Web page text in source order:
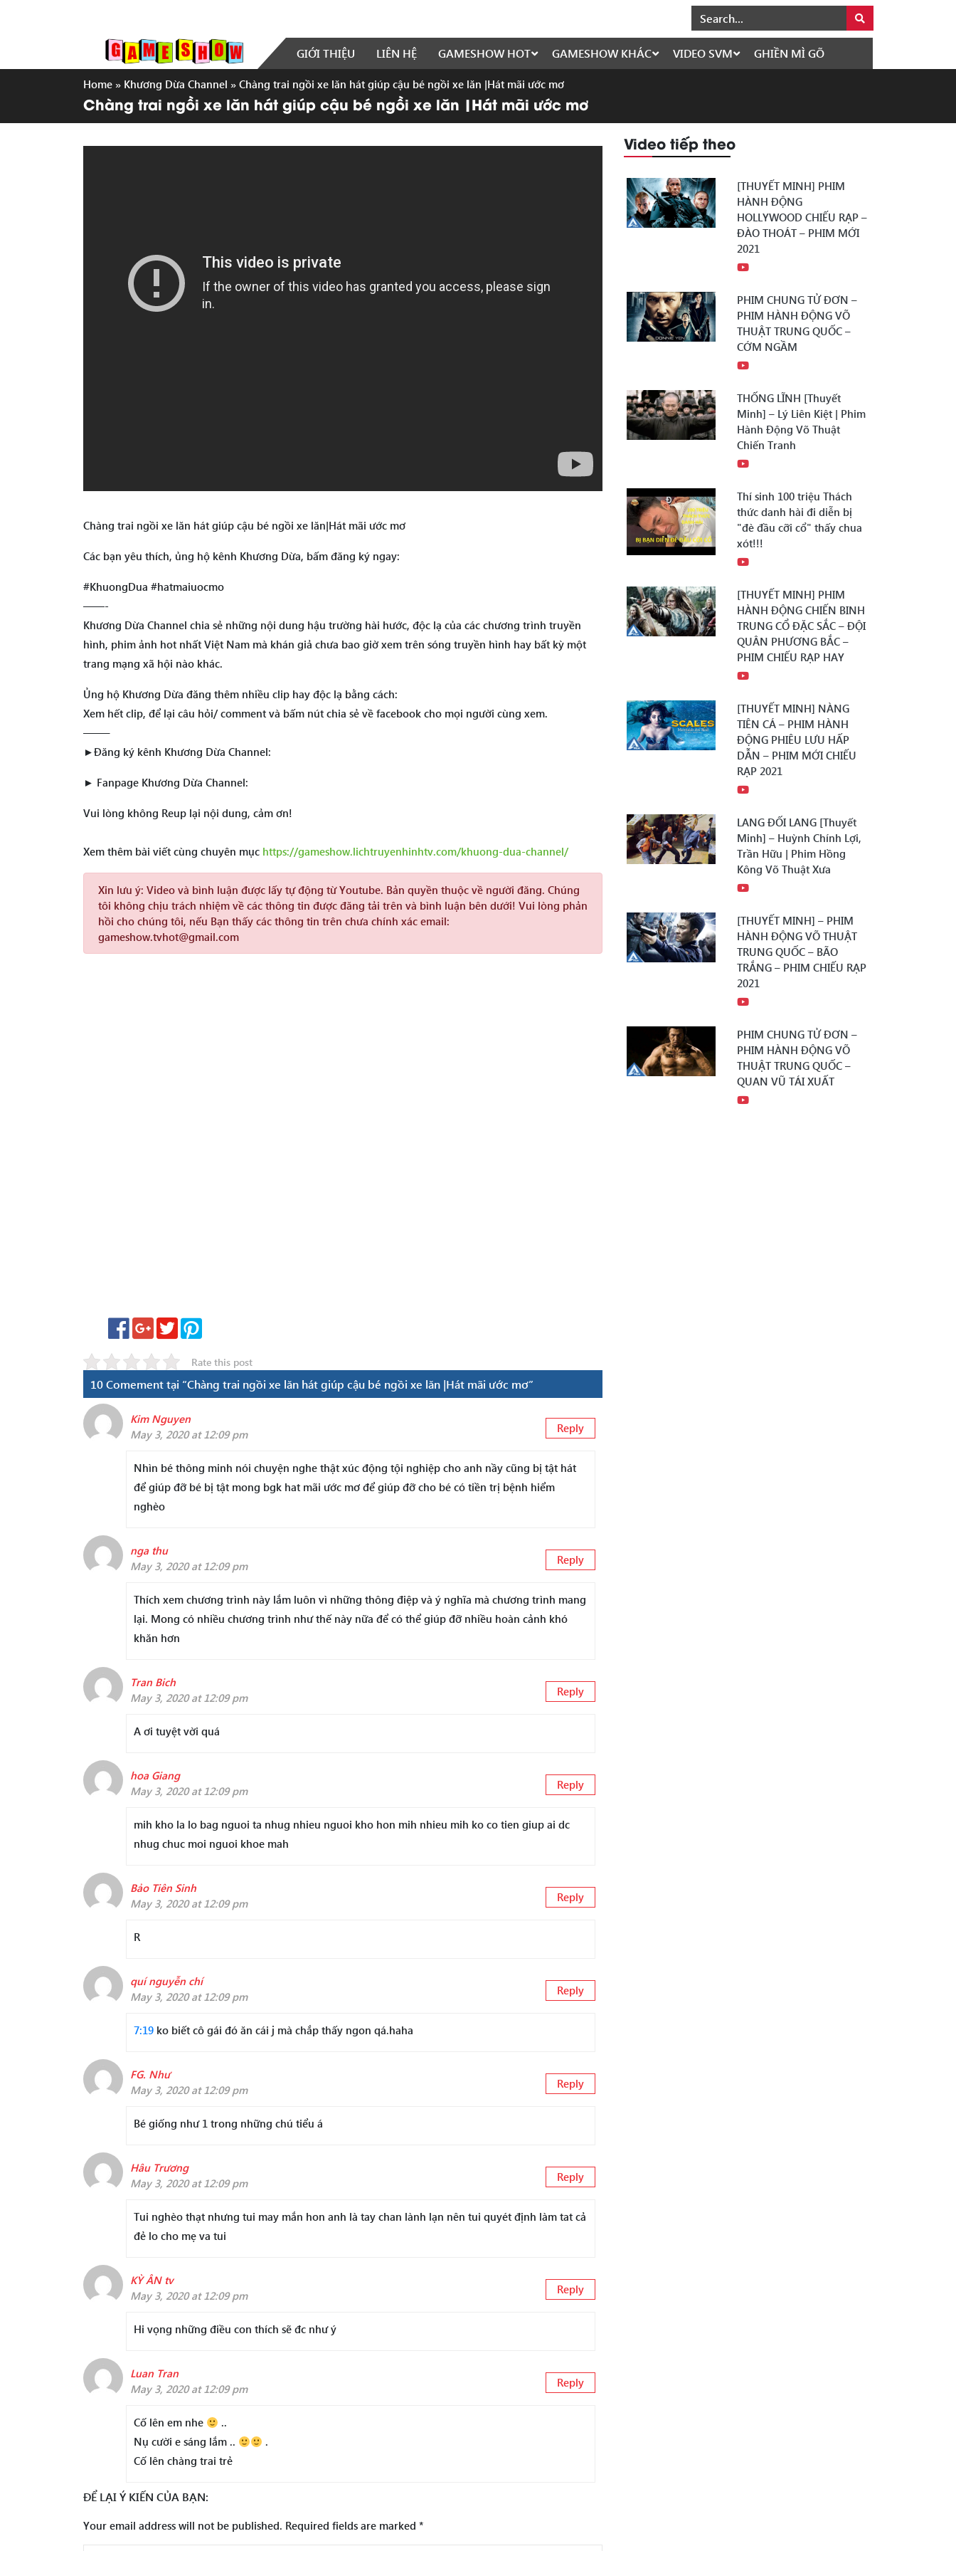
GIỚI THIỆU LIÊN HỆ GAMESHOW HOT GAMESHOW KHÁC VIDEO SVM GHIỀN MÌ GÕ
Home » Khương Dừa Channel » Chàng trai ngồi xe lăn hát giúp cậu bé ngồi xe lăn |Hát mãi ước mơ
Chàng trai ngồi xe lăn hát giúp cậu bé ngồi xe lăn |Hát mãi ước mơ
Chàng trai ngồi xe lăn hát giúp cậu bé ngồi xe lăn|Hát mãi ước mơ
Các bạn yêu thích, ủng hộ kênh Khương Dừa, bấm đăng ký ngay:
#KhuongDua #hatmaiuocmo
——-
Khương Dừa Channel chia sẻ những nội dung hậu trường hài hước, độc lạ của các chương trình truyền
hình, phim ảnh hot nhất Việt Nam mà khán giả chưa bao giờ xem trên sóng truyền hình hay bất kỳ một
trang mạng xã hội nào khác.
Ủng hộ Khương Dừa đăng thêm nhiều clip hay độc lạ bằng cách:
Xem hết clip, để lại câu hỏi/ comment và bấm nút chia sẻ về facebook cho mọi người cùng xem.
——–
►Đăng ký kênh Khương Dừa Channel:
► Fanpage Khương Dừa Channel:
Vui lòng không Reup lại nội dung, cảm ơn!
Xem thêm bài viết cùng chuyên mục https://gameshow.lichtruyenhinhtv.com/khuong-dua-channel/
Xin lưu ý: Video và bình luận được lấy tự động từ Youtube. Bản quyền thuộc về người đăng. Chúng
tôi không chịu trách nhiệm về các thông tin được đăng tải trên và bình luận bên dưới! Vui lòng phản
hồi cho chúng tôi, nếu Bạn thấy các thông tin trên chưa chính xác email:
gameshow.tvhot@gmail.com
Rate this post
10 Comement tại “Chàng trai ngồi xe lăn hát giúp cậu bé ngồi xe lăn |Hát mãi ước mơ”
Kim Nguyen
May 3, 2020 at 12:09 pm
Reply
Nhìn bé thông minh nói chuyện nghe thật xúc động tội nghiệp cho anh nầy cũng bị tật hát
để giúp đỡ bé bị tật mong bgk hat mãi ước mơ để giúp đỡ cho bé có tiền trị bệnh hiểm
nghèo
nga thu
May 3, 2020 at 12:09 pm
Reply
Thích xem chương trình này lắm luôn vì những thông điệp và ý nghĩa mà chương trình mang
lại. Mong có nhiều chương trình như thế này nữa để có thể giúp đỡ nhiều hoàn cảnh khó
khăn hơn
Tran Bich
May 3, 2020 at 12:09 pm
Reply
A ơi tuyệt vời quá
hoa Giang
May 3, 2020 at 12:09 pm
Reply
mih kho la lo bag nguoi ta nhug nhieu nguoi kho hon mih nhieu mih ko co tien giup ai dc
nhug chuc moi nguoi khoe mah
Bảo Tiên Sinh
May 3, 2020 at 12:09 pm
Reply
R
quí nguyễn chí
May 3, 2020 at 12:09 pm
Reply
7:19 ko biết cô gái đó ăn cái j mà chắp thấy ngon qá.haha
FG. Như
May 3, 2020 at 12:09 pm
Reply
Bé giống như 1 trong những chú tiểu á
Hâu Trương
May 3, 2020 at 12:09 pm
Reply
Tui nghèo thạt nhưng tui may mắn hon anh là tay chan lành lạn nên tui quyét định làm tat cả
đẻ lo cho mẹ va tui
KỲ ÂN tv
May 3, 2020 at 12:09 pm
Reply
Hi vọng những điều con thích sẽ đc như ý
Luan Tran
May 3, 2020 at 12:09 pm
Reply
Cố lên em nhe
..
Nụ cười e sáng lắm ..
.
Cố lên chàng trai trẻ
ĐỂ LẠI Ý KIẾN CỦA BẠN:
Your email address will not be published. Required fields are marked *
Video tiếp theo
[THUYẾT MINH] PHIM
HÀNH ĐỘNG
HOLLYWOOD CHIẾU RẠP –
ĐÀO THOÁT – PHIM MỚI
2021
PHIM CHUNG TỬ ĐƠN –
PHIM HÀNH ĐỘNG VÕ
THUẬT TRUNG QUỐC –
CỚM NGẦM
THỐNG LĨNH [Thuyết
Minh] – Lý Liên Kiệt | Phim
Hành Động Võ Thuật
Chiến Tranh
Thí sinh 100 triệu Thách
thức danh hài đi diễn bị
"đè đầu cỡi cổ" thấy chua
xót!!!
[THUYẾT MINH] PHIM
HÀNH ĐỘNG CHIẾN BINH
TRUNG CỔ ĐẶC SẮC – ĐỘI
QUÂN PHƯƠNG BẮC –
PHIM CHIẾU RẠP HAY
[THUYẾT MINH] NÀNG
TIÊN CÁ – PHIM HÀNH
ĐỘNG PHIÊU LƯU HẤP
DẪN – PHIM MỚI CHIẾU
RẠP 2021
LANG ĐỐI LANG [Thuyết
Minh] – Huỳnh Chính Lợi,
Trần Hữu | Phim Hồng
Kông Võ Thuật Xưa
[THUYẾT MINH] – PHIM
HÀNH ĐỘNG VÕ THUẬT
TRUNG QUỐC – BÃO
TRẮNG – PHIM CHIẾU RẠP
2021
PHIM CHUNG TỬ ĐƠN –
PHIM HÀNH ĐỘNG VÕ
THUẬT TRUNG QUỐC –
QUAN VŨ TÁI XUẤT